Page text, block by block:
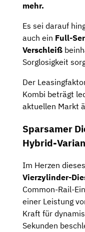
mehr.
Es sei darauf
auch ein Full-
Verschleiß
Sorglosigkeit
Der
Kombi beträgt
aktuellen Markt
Sparsamer
Hybrid-
Im Herzen
Vierzylinder-
Common-Rail-
einer Leistung
Kraft für
Sekunden